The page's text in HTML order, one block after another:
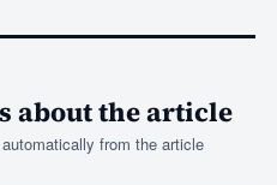
about the article
from the article